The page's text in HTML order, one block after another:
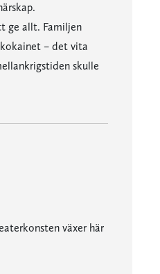
ge allt. Familjen
– det vita
skulle
växer här